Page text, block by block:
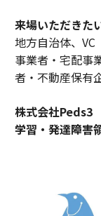
来場いただきた
地方自治体、
事業者・宅配事
者・不動産保有
株式会社Peds3
学習・発達障害